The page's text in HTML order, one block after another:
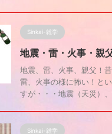
Sinkai-雑学
地震・雷・火事・親
地震、雷、火事、親父！
雷、火事の様に怖い！と
すが・・・地震（天災）
Sinkai-雑学